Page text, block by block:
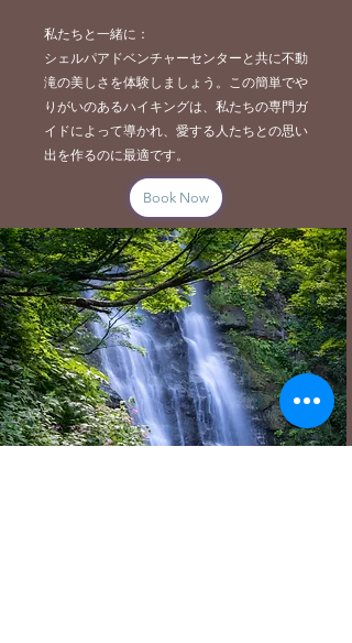
私たちと一緒に：
シェルパアドベンチャーセンターと共に不動
滝の美しさを体験しましょう。この簡単でや
りがいのあるハイキングは、私たちの専門ガ
イドによって導かれ、愛する人たちとの思い
出を作るのに最適です。
Book Now